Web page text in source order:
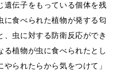
遺伝子をもっている個体を残
に食べられた植物が発する匂
、虫に対する防衛反応ができ
る植物が虫に食べられたとし
られたらから気をつけて」